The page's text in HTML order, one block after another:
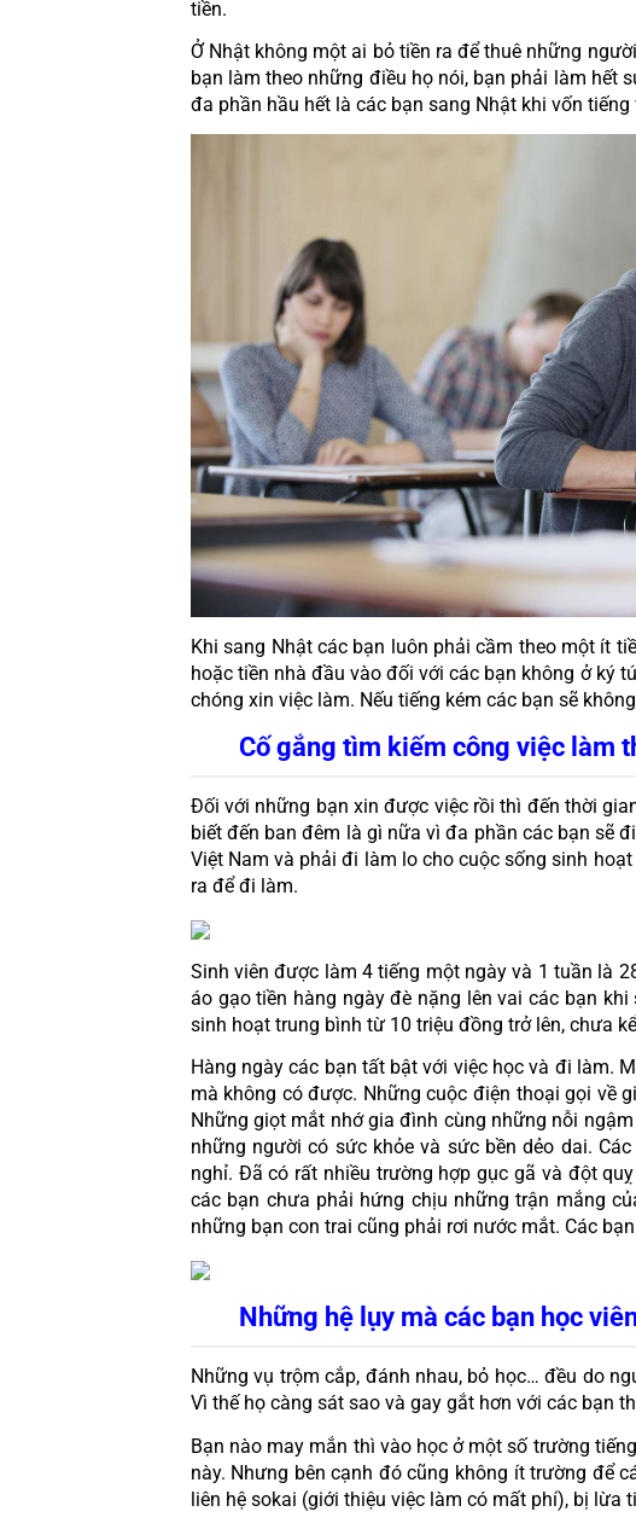
tiền.
Ở Nhật không một ai bỏ tiền ra để thuê những
bạn làm theo những điều họ nói, bạn phải làm hết
đa phần hầu hết là các bạn sang Nhật khi vốn
Khi sang Nhật các bạn luôn phải cầm theo một ít
hoặc tiền nhà đầu vào đối với các bạn không ở ký
chóng xin việc làm. Nếu tiếng kém các bạn sẽ
Cố gắng tìm kiếm công việc làm
Đối với những bạn xin được việc rồi thì đến thời
biết đến ban đêm là gì nữa vì đa phần các bạn sẽ
Việt Nam và phải đi làm lo cho cuộc sống sinh
ra để đi làm.
Sinh viên được làm 4 tiếng một ngày và 1 tuần là
áo gạo tiền hàng ngày đè nặng lên vai các bạn
sinh hoạt trung bình từ 10 triệu đồng trở lên, chưa
Hàng ngày các bạn tất bật với việc học và đi làm.
mà không có được. Những cuộc điện thoại gọi về
Những giọt mắt nhớ gia đình cùng những nỗi
những người có sức khỏe và sức bền dẻo dai.
nghỉ. Đã có rất nhiều trường hợp gục gã và đột
các bạn chưa phải hứng chịu những trận mắng
những bạn con trai cũng phải rơi nước mắt. Các
Những hệ lụy mà các bạn học
Những vụ trộm cắp, đánh nhau, bỏ học… đều do
Vì thế họ càng sát sao và gay gắt hơn với các bạn
Bạn nào may mắn thì vào học ở một số trường
này. Nhưng bên cạnh đó cũng không ít trường để
liên hệ sokai (giới thiệu việc làm có mất phí), bị lừa